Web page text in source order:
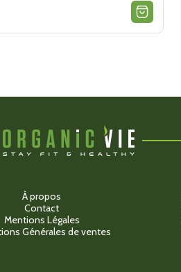
À propos
Contact
Mentions Légales
Générales de ventes